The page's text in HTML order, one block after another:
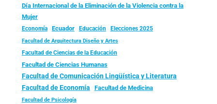
Día Internacional de la Eliminación de la Violencia contra la
Mujer
Economía Ecuador Educación Elecciones 2025
Facultad de Arquitectura Diseño y Artes
Facultad de Ciencias de la Educación
Facultad de Ciencias Humanas
Facultad de Comunicación Lingüística y Literatura
Facultad de Economía Facultad de Medicina
Facultad de Psicología